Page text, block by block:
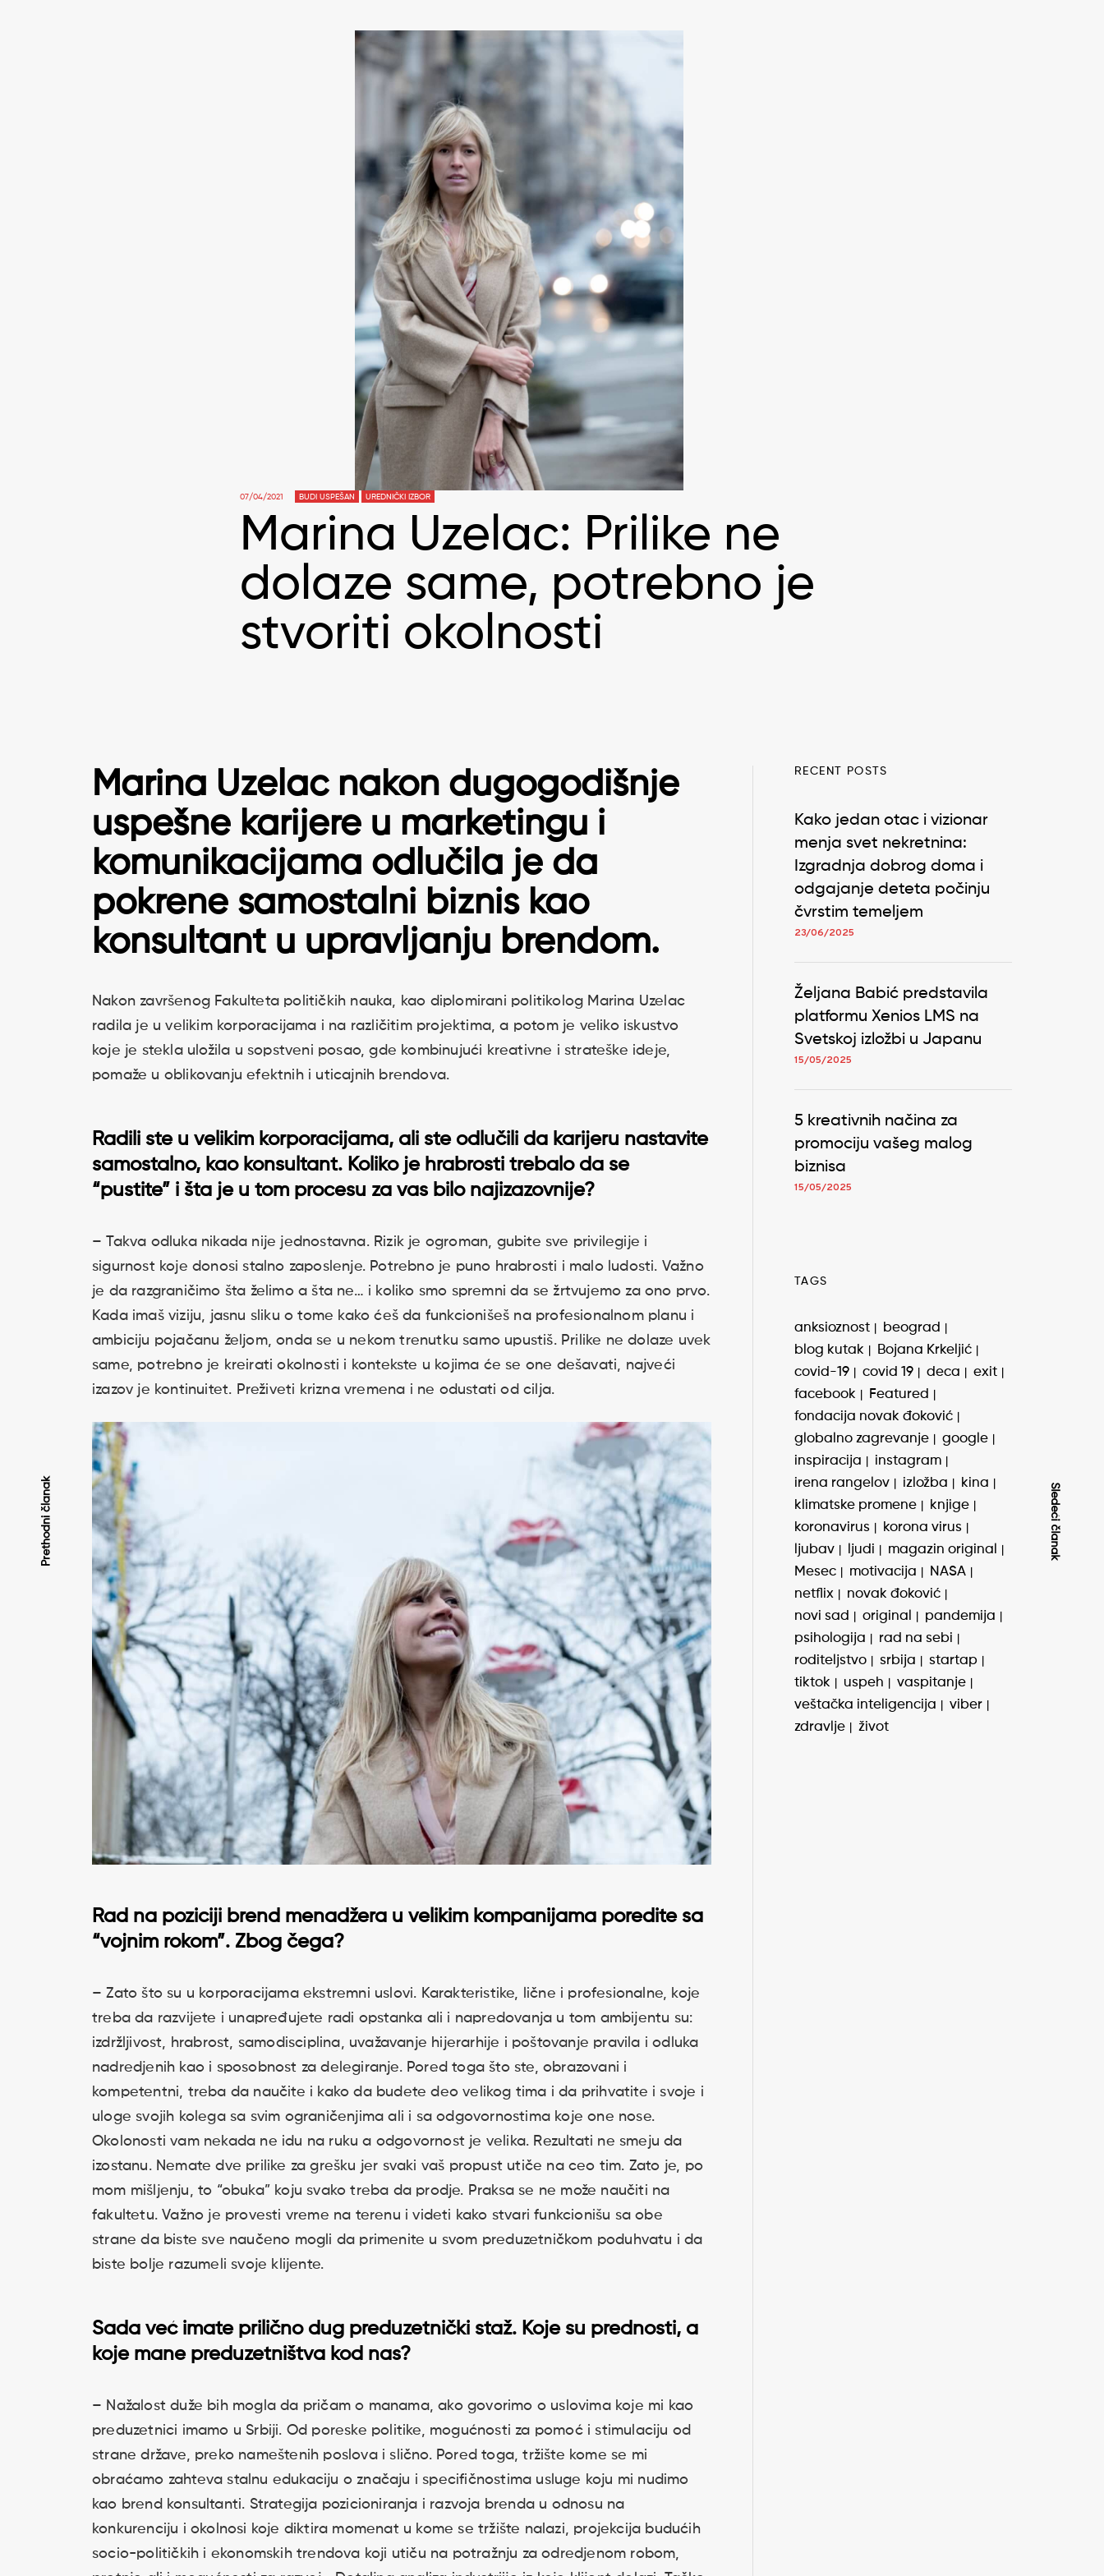
07/04/2021 BUDI USPEŠAN UREDNIČKI IZBOR
Marina Uzelac: Prilike ne
dolaze same, potrebno je
stvoriti okolnosti
Marina Uzelac nakon dugogodišnje
uspešne karijere u marketingu i
komunikacijama odlučila je da
pokrene samostalni biznis kao
konsultant u upravljanju brendom.
Nakon završenog Fakulteta političkih nauka, kao diplomirani politikolog Marina Uzelac
radila je u velikim korporacijama i na različitim projektima, a potom je veliko iskustvo
koje je stekla uložila u sopstveni posao, gde kombinujući kreativne i strateške ideje,
pomaže u oblikovanju efektnih i uticajnih brendova.
Radili ste u velikim korporacijama, ali ste odlučili da karijeru nastavite
samostalno, kao konsultant. Koliko je hrabrosti trebalo da se
“pustite” i šta je u tom procesu za vas bilo najizazovnije?
– Takva odluka nikada nije jednostavna. Rizik je ogroman, gubite sve privilegije i
sigurnost koje donosi stalno zaposlenje. Potrebno je puno hrabrosti i malo ludosti. Važno
je da razgraničimo šta želimo a šta ne… i koliko smo spremni da se žrtvujemo za ono prvo.
Kada imaš viziju, jasnu sliku o tome kako ćeš da funkcionišeš na profesionalnom planu i
ambiciju pojačanu željom, onda se u nekom trenutku samo upustiš. Prilike ne dolaze uvek
same, potrebno je kreirati okolnosti i kontekste u kojima će se one dešavati, najveći
izazov je kontinuitet. Preživeti krizna vremena i ne odustati od cilja.
Rad na poziciji brend menadžera u velikim kompanijama poredite sa
“vojnim rokom”. Zbog čega?
– Zato što su u korporacijama ekstremni uslovi. Karakteristike, lične i profesionalne, koje
treba da razvijete i unapređujete radi opstanka ali i napredovanja u tom ambijentu su:
izdržljivost, hrabrost, samodisciplina, uvažavanje hijerarhije i poštovanje pravila i odluka
nadredjenih kao i sposobnost za delegiranje. Pored toga što ste, obrazovani i
kompetentni, treba da naučite i kako da budete deo velikog tima i da prihvatite i svoje i
uloge svojih kolega sa svim ograničenjima ali i sa odgovornostima koje one nose.
Okolonosti vam nekada ne idu na ruku a odgovornost je velika. Rezultati ne smeju da
izostanu. Nemate dve prilike za grešku jer svaki vaš propust utiče na ceo tim. Zato je, po
mom mišljenju, to “obuka” koju svako treba da prodje. Praksa se ne može naučiti na
fakultetu. Važno je provesti vreme na terenu i videti kako stvari funkcionišu sa obe
strane da biste sve naučeno mogli da primenite u svom preduzetničkom poduhvatu i da
biste bolje razumeli svoje klijente.
Sada već imate prilično dug preduzetnički staž. Koje su prednosti, a
koje mane preduzetništva kod nas?
– Nažalost duže bih mogla da pričam o manama, ako govorimo o uslovima koje mi kao
preduzetnici imamo u Srbiji. Od poreske politike, mogućnosti za pomoć i stimulaciju od
strane države, preko nameštenih poslova i slično. Pored toga, tržište kome se mi
obraćamo zahteva stalnu edukaciju o značaju i specifičnostima usluge koju mi nudimo
kao brend konsultanti. Strategija pozicioniranja i razvoja brenda u odnosu na
konkurenciju i okolnosi koje diktira momenat u kome se tržište nalazi, projekcija budućih
socio-političkih i ekonomskih trendova koji utiču na potražnju za odredjenom robom,
Kretanje
članaka
Prethodni članak Sledeći članak
RECENT POSTS
Kako jedan otac i vizionar
menja svet nekretnina:
Izgradnja dobrog doma i
odgajanje deteta počinju
čvrstim temeljem
23/06/2025
Željana Babić predstavila
platformu Xenios LMS na
Svetskoj izložbi u Japanu
15/05/2025
5 kreativnih načina za
promociju vašeg malog
biznisa
15/05/2025
TAGS
anksioznost
beograd
blog kutak
Bojana Krkeljić
covid-19
covid 19 deca
exit
facebook
Featured
fondacija novak đoković
globalno zagrevanje
google
inspiracija
instagram
irena rangelov
izložba
kina
klimatske promene
knjige
koronavirus
korona virus
ljubav
ljudi
magazin original
Mesec
motivacija
NASA
netflix
novak đoković
novi sad
original
pandemija
psihologija
rad na sebi
roditeljstvo
srbija
startap
tiktok
uspeh
vaspitanje
veštačka inteligencija
viber
zdravlje
život